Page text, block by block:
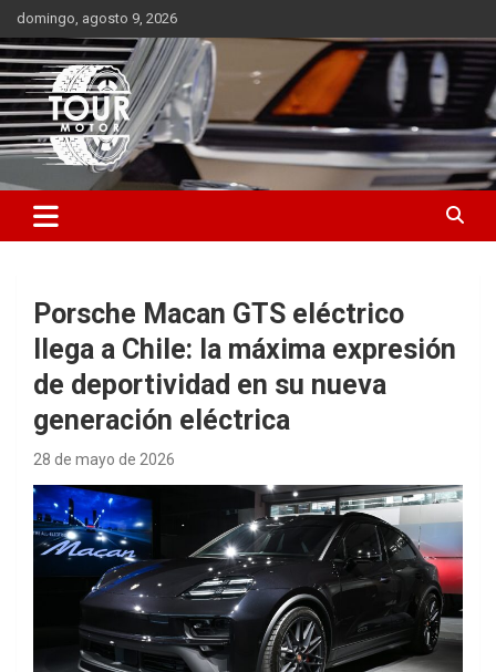
Saltar
al
contenido
domingo, agosto 9, 2026
Tour Motor
Plataforma de contenido audiovisual para el sector automotriz
Porsche Macan GTS eléctrico
llega a Chile: la máxima expresión
de deportividad en su nueva
generación eléctrica
28 de mayo de 2026